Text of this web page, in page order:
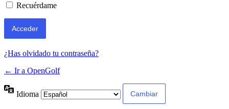
Recuérdame
¿Has olvidado tu contraseña?
← Ir a OpenGolf
Idioma